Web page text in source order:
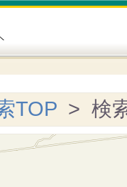
TOP > 検